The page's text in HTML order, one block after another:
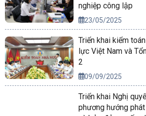
12/03/2026
Triển khai kiểm toán một số dự án
Điện lực Việt Nam và tỉnh Tuyên
Nghị định số 60/
cơ chế tự chủ tài